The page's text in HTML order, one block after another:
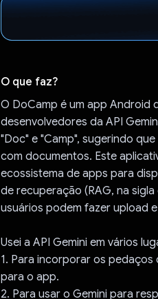
O que faz?
O DoCamp é um app Android
desenvolvedores da API
"Doc" e "Camp", sugerindo
com documentos. Este
ecossistema de apps para
de recuperação (RAG, na
usuários podem fazer upload
Usei a API Gemini em vários
1. Para incorporar os
para o app.
2. Para usar o Gemini para